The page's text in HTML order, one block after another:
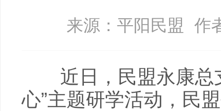
来源：平阳民盟 作
近日，民盟永康总
心”主题研学活动，民